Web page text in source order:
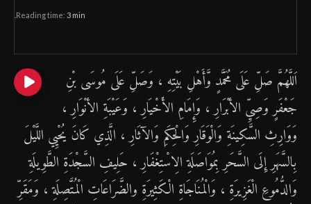
Reading time: 3 min.
اَللَّهُمَّ صَلِّ عَلَى مُحَمَّدٍ وَّأَهْلِ بَيْتِهِ ، وَصَلِّ عَلَى مُوسَى بْنِ
جَعْفَرٍ وَصِيِّ الأبْرَارِ ، وَإِمَامِ الأَخْيَارِ ، وَعَيْبَةِ الأنْوَارِ ،
وَوَارِثِ السَّكِينَةِ وَالْوَقَارِ وَالْحِكَمِ وَالآثَارِ ، الَّذِي كَانَ يُحْيِي اللَّيْلَ
بِالسَّهَرِ إِلَى السَّحَرِ بِمُوَاصَلَةِ الِاسْتِغْفَارِ ، حَلِيفِ السَّجْدَةِ الطَّوِيلَةِ
وَالدُّمُوعِ الْغَزِيرَةِ ، وَالْمُنَاجَاةِ الْكَثِيرَةِ والضَّرَاعَاتِ الْمُتَّصِلَةِ ، وَمَقَرِّ